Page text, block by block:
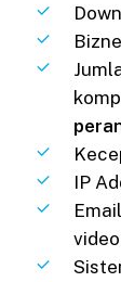
IP
video